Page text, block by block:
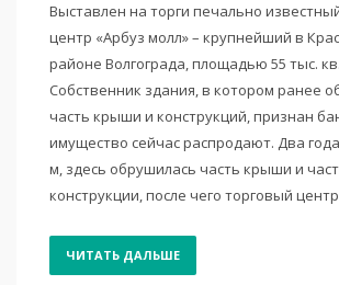
Выставлен на торги печально
центр «Арбуз молл» – крупнейший в
районе Волгограда, площадью 55 тыс.
Собственник здания, в котором ранее
часть крыши и конструкций, признан
имущество сейчас распродают. Два
м, здесь обрушилась часть крыши и
конструкции, после чего торговый
ЧИТАТЬ ДАЛЬШЕ